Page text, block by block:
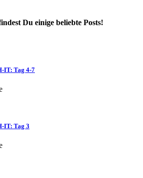
Du einige beliebte Posts!
IT: Tag 4-7
IT: Tag 3